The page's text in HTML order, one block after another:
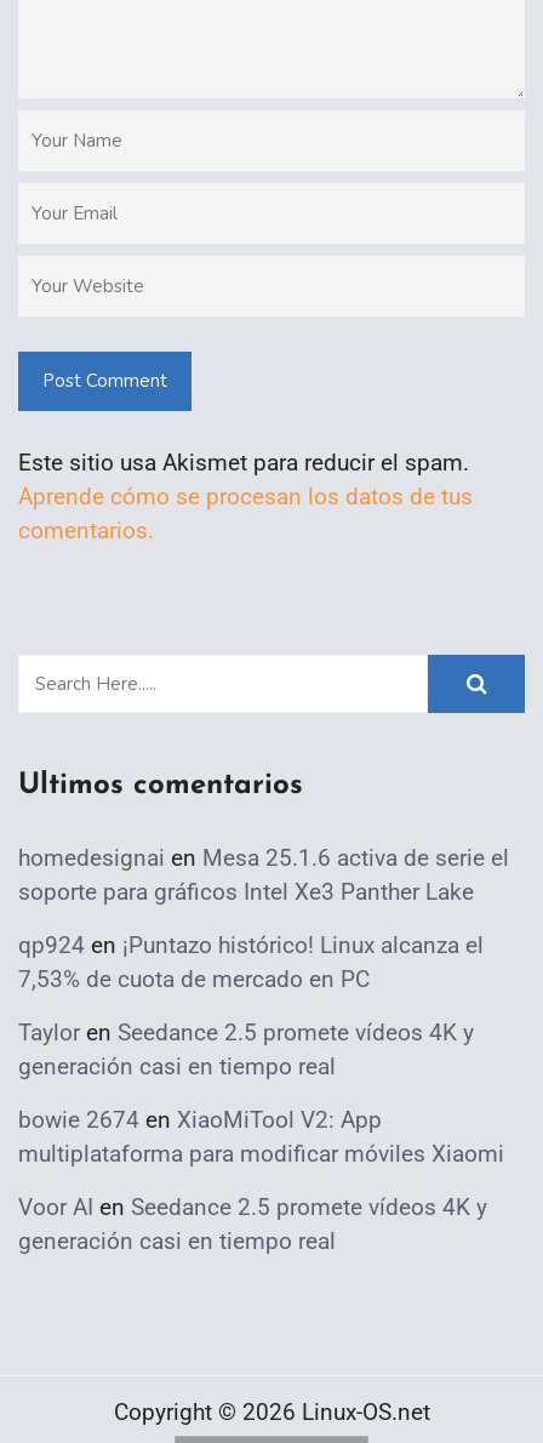
Post Comment
Este sitio usa Akismet para reducir el spam.
Aprende cómo se procesan los datos de tus
comentarios.
Ultimos comentarios
homedesignai en Mesa 25.1.6 activa de serie el
soporte para gráficos Intel Xe3 Panther Lake
qp924 en ¡Puntazo histórico! Linux alcanza el
7,53% de cuota de mercado en PC
Taylor en Seedance 2.5 promete vídeos 4K y
generación casi en tiempo real
bowie 2674 en XiaoMiTool V2: App
multiplataforma para modificar móviles Xiaomi
Voor AI en Seedance 2.5 promete vídeos 4K y
generación casi en tiempo real
Copyright © 2026 Linux-OS.net